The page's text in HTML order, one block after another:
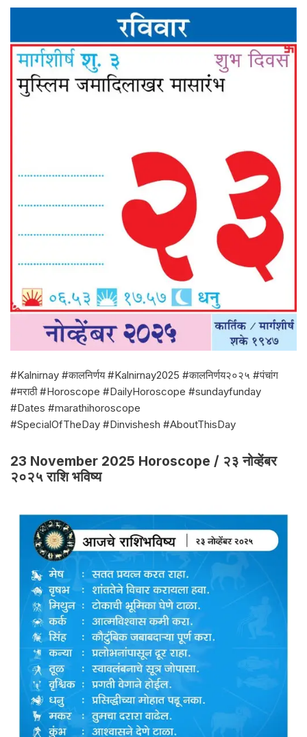
#Kalnirnay #कालनिर्णय #Kalnirnay2025 #कालनिर्णय२०२५ #पंचांग
#मराठी #Horoscope #DailyHoroscope #sundayfunday
#Dates #marathihoroscope
#SpecialOfTheDay #Dinvishesh #AboutThisDay
23 November 2025 Horoscope / २३ नोव्हेंबर
२०२५ राशि भविष्य